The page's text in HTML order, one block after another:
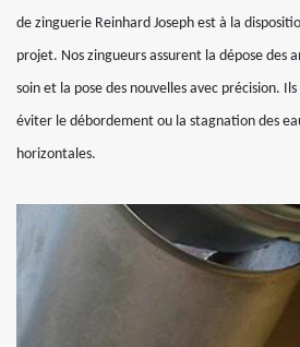
de zinguerie Reinhard Joseph est à la
projet. Nos zingueurs assurent la dépose des
soin et la pose des nouvelles avec précision.
éviter le débordement ou la stagnation des
horizontales.